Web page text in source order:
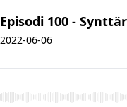
Episodi 100 -
2022-06-06